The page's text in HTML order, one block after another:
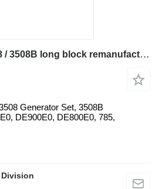
Motor Caterpillar 3508 / 3508B long block remanufactured LONG
Generator Set, 3508B
DE900E0, DE800E0, 785,
Division